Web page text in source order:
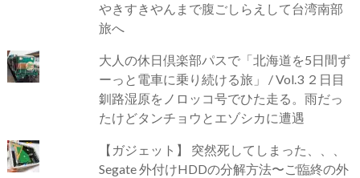
やきすきやんまで腹ごしらえして台湾南部
旅へ
大人の休日倶楽部パスで「北海道を5日間ず
ーっと電車に乗り続ける旅」 / Vol.3 ２日目
釧路湿原をノロッコ号でひた走る。雨だっ
たけどタンチョウとエゾシカに遭遇
【ガジェット】 突然死してしまった、、、
Segate 外付けHDDの分解方法〜ご臨終の外